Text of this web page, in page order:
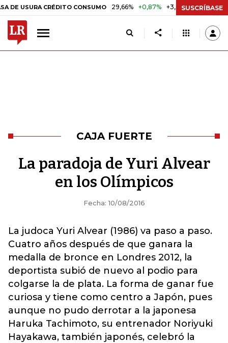
CRÉDITO CONSUMO 29,66% +0,87% +3,02% DTF 10,01%
SUSCRÍBASE
CAJA FUERTE
La paradoja de Yuri Alvear
en los Olímpicos
Fecha: 10/08/2016
La judoca Yuri Alvear (1986) va paso a paso.
Cuatro años después de que ganara la
medalla de bronce en Londres 2012, la
deportista subió de nuevo al podio para
colgarse la de plata. La forma de ganar fue
curiosa y tiene como centro a Japón, pues
aunque no pudo derrotar a la japonesa
Haruka Tachimoto, su entrenador Noriyuki
Hayakawa, también japonés, celebró la